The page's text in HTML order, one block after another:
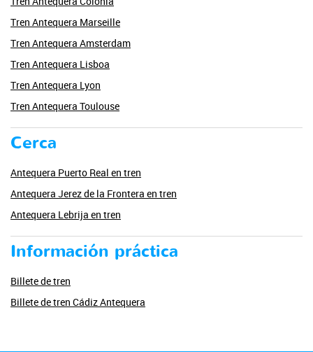
Tren Antequera Marseille
Tren Antequera Amsterdam
Tren Antequera Lisboa
Tren Antequera Lyon
Tren Antequera Toulouse
Cerca
Antequera Puerto Real en tren
Antequera Jerez de la Frontera en tren
Antequera Lebrija en tren
Información práctica
Billete de tren
Billete de tren Cádiz Antequera